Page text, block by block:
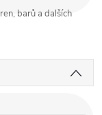
barů a dalších